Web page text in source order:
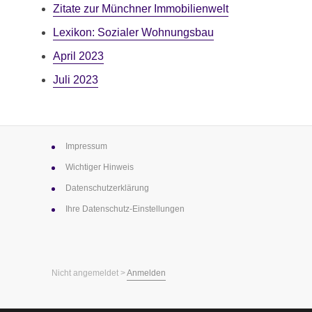
Zitate zur ­Münchner ­Immobilienwelt
Lexikon: Sozialer Wohnungsbau
April 2023
Juli 2023
Impressum
Wichtiger Hinweis
Datenschutz­erklärung
Ihre Datenschutz-Einstellungen
Nicht angemeldet >Anmelden